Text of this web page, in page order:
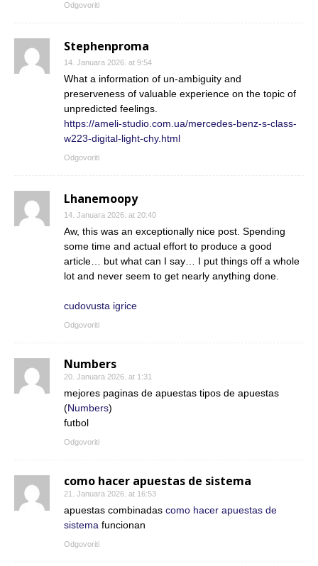
Odgovoriti
Stephenproma
14. Januara 2026. at 9:54
What a information of un-ambiguity and
preserveness of valuable experience on the topic of
unpredicted feelings.
https://ameli-studio.com.ua/mercedes-benz-s-class-
w223-digital-light-chy.html
Odgovoriti
Lhanemoopy
14. Januara 2026. at 20:40
Aw, this was an exceptionally nice post. Spending
some time and actual effort to produce a good
article… but what can I say… I put things off a whole
lot and never seem to get nearly anything done.
cudovusta igrice
Odgovoriti
Numbers
20. Januara 2026. at 1:31
mejores paginas de apuestas tipos de apuestas
(Numbers)
futbol
Odgovoriti
como hacer apuestas de sistema
21. Januara 2026. at 16:53
apuestas combinadas como hacer apuestas de
sistema funcionan
Odgovoriti